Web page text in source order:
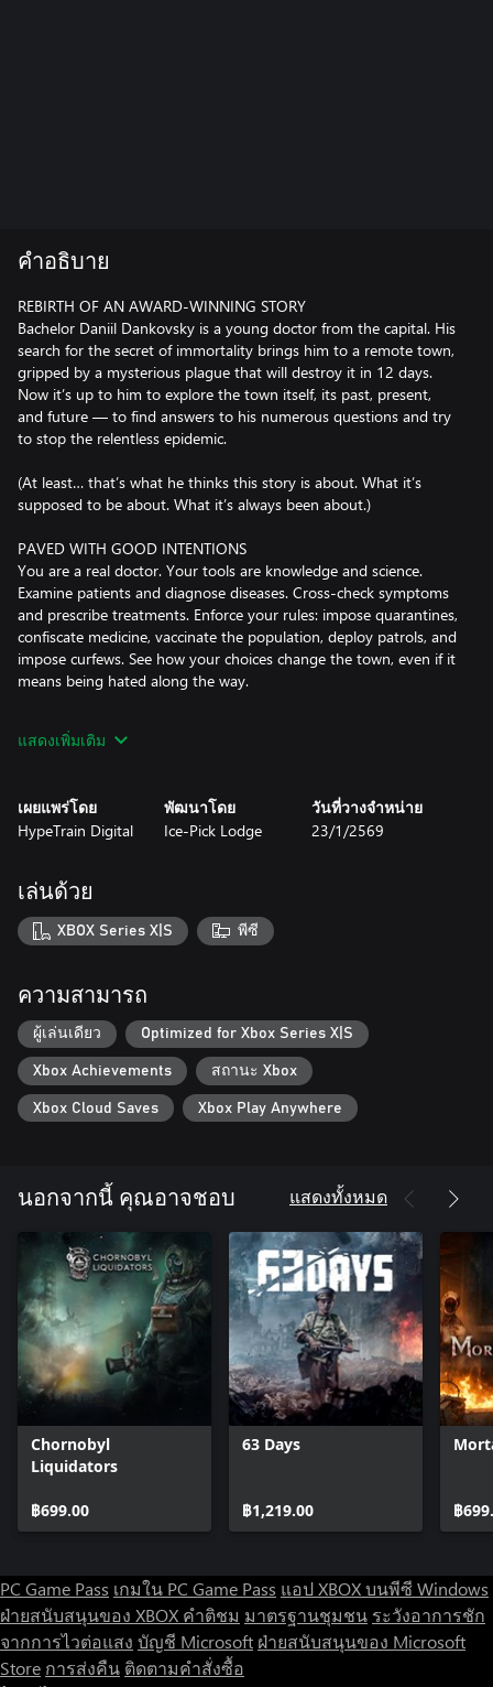
คำอธิบาย
REBIRTH OF AN AWARD-WINNING STORY
Bachelor Daniil Dankovsky is a young doctor from the capital. His
search for the secret of immortality brings him to a remote town,
gripped by a mysterious plague that will destroy it in 12 days.
Now it’s up to him to explore the town itself, its past, present,
and future — to find answers to his numerous questions and try
to stop the relentless epidemic.
(At least… that’s what he thinks this story is about. What it’s
supposed to be about. What it’s always been about.)
PAVED WITH GOOD INTENTIONS
You are a real doctor. Your tools are knowledge and science.
Examine patients and diagnose diseases. Cross-check symptoms
and prescribe treatments. Enforce your rules: impose quarantines,
confiscate medicine, vaccinate the population, deploy patrols, and
impose curfews. See how your choices change the town, even if it
means being hated along the way.
You have only 12 days to stop the lethal plague. But in your
past to change them. Bend the fates of people around you to
save or condemn you—in search of answers.
(How is it possible? What *is* time?)
TOWN ON THE EDGE
Delve into the darkest corners of the Town-on-Gorkhon to fight
streets. Burn what can no longer be saved. What was lost in the
THINK, THINK, THINK!
Dankovsky is a sharp mind in search of the truth, willing to do
anything to find it. Anything you see can tell a story and become
a piece of your mental map of the world. Explore the town for
แสดงเพิ่มเติม
เผยแพร่โดย
HypeTrain Digital
พัฒนาโดย
Ice-Pick Lodge
วันที่วางจำหน่าย
23/1/2569
เล่นด้วย
XBOX Series X|S พีซี
ความสามารถ
ผู้เล่นเดียว Optimized for Xbox Series X|S
Xbox Achievements สถานะ Xbox
Xbox Cloud Saves Xbox Play Anywhere
นอกจากนี้ คุณอาจชอบ แสดงทั้งหมด
Chornobyl
Liquidators
฿699.00
63 Days
฿1,219.00 ฿
PC Game Pass เกมใน PC Game Pass แอป XBOX บนพีซี Windows
ฝ่ายสนับสนุนของ XBOX คำติชม มาตรฐานชุมชน ระวังอาการชัก
จากการไวต่อแสง บัญชี Microsoft ฝ่ายสนับสนุนของ Microsoft
Store การส่งคืน ติดตามคำสั่งซื้อ